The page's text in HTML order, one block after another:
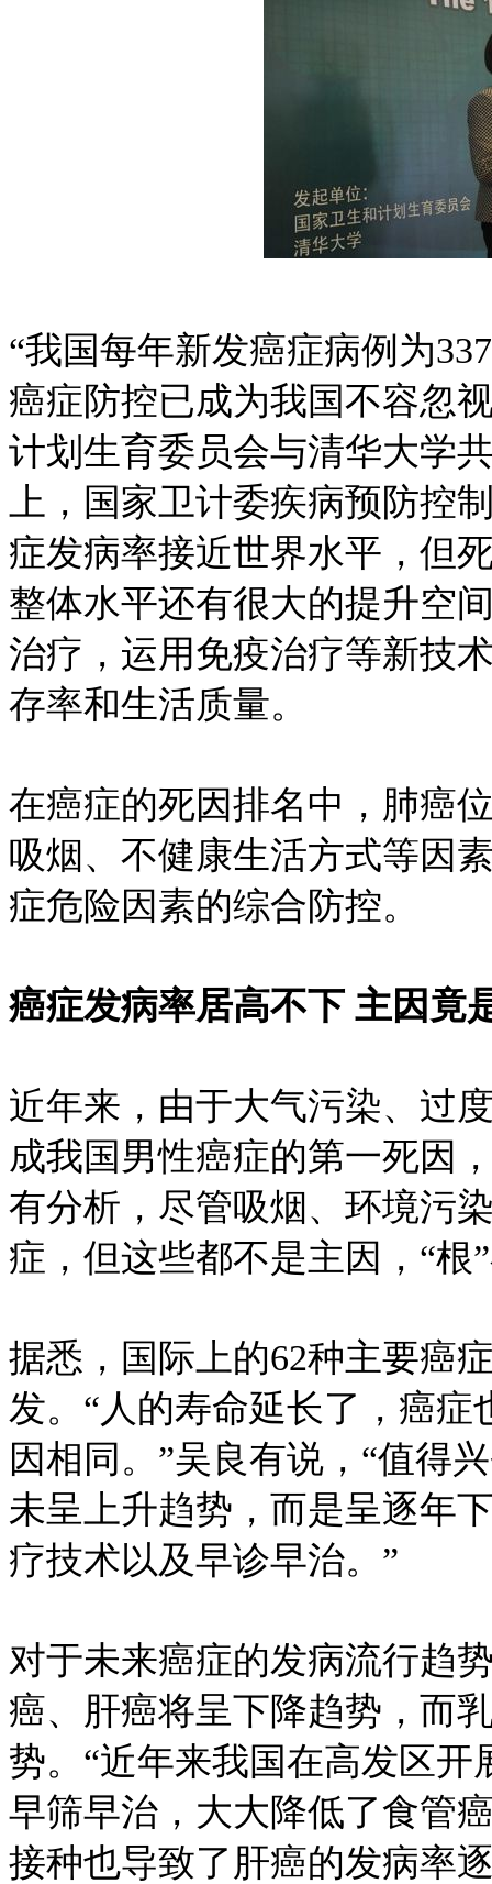
“我国每年新发癌症病例为
癌症防控已成为我国不容忽
计划生育委员会与清华大学
上，国家卫计委疾病预防控
症发病率接近世界水平，但
整体水平还有很大的提升空
治疗，运用免疫治疗等新技
存率和生活质量。
在癌症的死因排名中，肺癌
吸烟、不健康生活方式等因
症危险因素的综合防控。
癌症发病率居高不下 主因竟
近年来，由于大气污染、过
成我国男性癌症的第一死因
有分析，尽管吸烟、环境污
症，但这些都不是主因，“根
据悉，国际上的62种主要癌
发。“人的寿命延长了，癌
因相同。”吴良有说，“值得
未呈上升趋势，而是呈逐年
疗技术以及早诊早治。”
对于未来癌症的发病流行趋
癌、肝癌将呈下降趋势，而
势。“近年来我国在高发区
早筛早治，大大降低了食管
接种也导致了肝癌的发病率